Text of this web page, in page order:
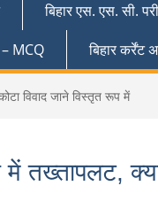
बिहार एस. एस. सी.
MCQ बिहार कर्रेंट
विवाद जाने विस्तृत रूप में
में तख्तापलट,